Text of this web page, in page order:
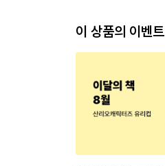
이 상품의 이벤트